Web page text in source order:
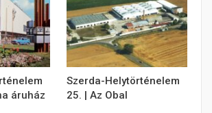
áruház
Szerda-Helytörténelem
25. | Az Obal